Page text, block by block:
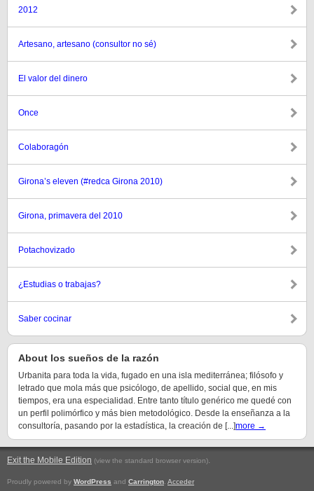
2012
Artesano, artesano (consultor no sé)
El valor del dinero
Once
Colaboragón
Girona’s eleven (#redca Girona 2010)
Girona, primavera del 2010
Potachovizado
¿Estudias o trabajas?
Saber cocinar
About los sueños de la razón
Urbanita para toda la vida, fugado en una isla mediterránea; filósofo y
letrado que mola más que psicólogo, de apellido, social que, en mis
tiempos, era una especialidad. Entre tanto título genérico me quedé con
un perfil polimórfico y más bien metodológico. Desde la enseñanza a la
consultoría, pasando por la estadística, la creación de [...]more →
Exit the Mobile Edition (view the standard browser version).
Proudly powered by WordPress and Carrington Acceder